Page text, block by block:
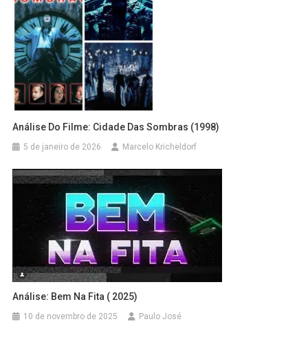
Análise Do Filme: Cidade Das Sombras (1998)
5 de janeiro de 2026 Marcelo Kricheldorf
Análise: Bem Na Fita ( 2025)
10 de novembro de 2025 Paulo José